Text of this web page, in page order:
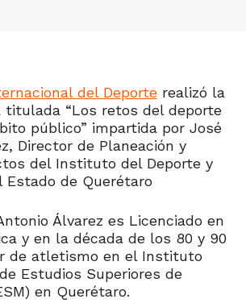
del Deporte realizó la
titulada “Los retos del deporte
público” impartida por José
Director de Planeación y
del Instituto del Deporte y
Estado de Querétaro
Álvarez es Licenciado en
y en la década de los 80 y 90
de atletismo en el Instituto
Estudios Superiores de
en Querétaro.